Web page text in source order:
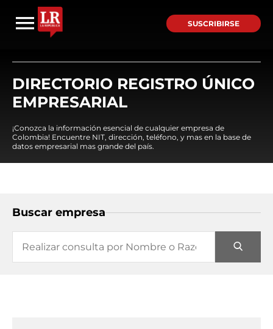
SUSCRIBIRSE
DIRECTORIO REGISTRO ÚNICO
EMPRESARIAL
¡Conozca la información esencial de cualquier empresa de
Colombia! Encuentre NIT, dirección, teléfono, y mas en la base de
datos empresarial mas grande del país.
Buscar empresa